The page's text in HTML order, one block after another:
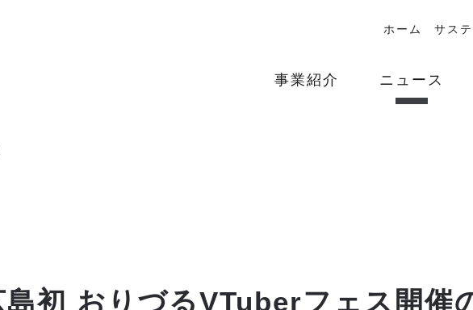
ホーム サス
事業紹介 ニュース
島初 おりづるVTuberフェス開催